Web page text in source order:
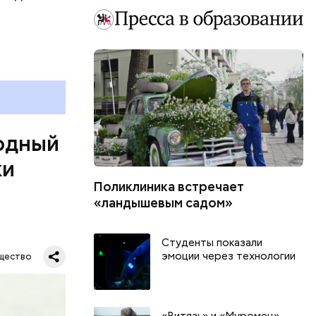
Поликлиника встречает
«ландышевым садом»
Студенты показали
эмоции через технологии